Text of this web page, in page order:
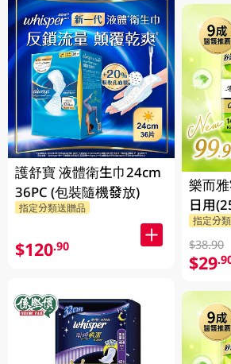
護舒寶 液體衛生巾24cm
36PC (包裝隨機發放)
指定分類送贈品
$120.90
樂而
日用
指定分
$38.90
$29